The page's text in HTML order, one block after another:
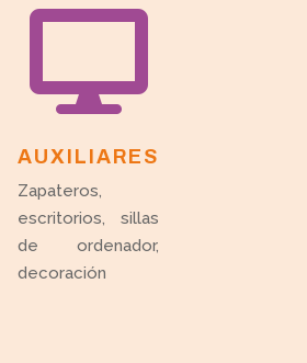

AUXILIARES
Zapateros,
escritorios, sillas
de ordenador,
decoración